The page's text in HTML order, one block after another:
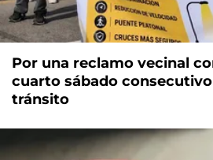
Por una reclamo vecinal
cuarto sábado
tránsito